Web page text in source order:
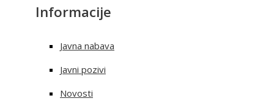
Informacije
Javna nabava
Javni pozivi
Novosti